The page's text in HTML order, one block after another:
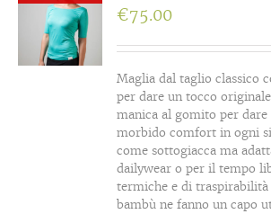
€75.00
Maglia dal taglio classico
per dare un tocco
manica al gomito per dare
morbido comfort in ogni
come sottogiacca ma
dailywear o per il tempo
termiche e di traspirabilità
bambù ne fanno un capo